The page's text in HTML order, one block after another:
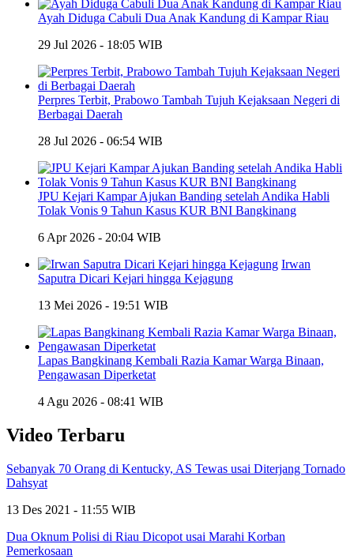
Ayah Diduga Cabuli Dua Anak Kandung di Kampar Riau
29 Jul 2026 - 18:05 WIB
Perpres Terbit, Prabowo Tambah Tujuh Kejaksaan Negeri di
Berbagai Daerah
28 Jul 2026 - 06:54 WIB
JPU Kejari Kampar Ajukan Banding setelah Andika Habli
Tolak Vonis 9 Tahun Kasus KUR BNI Bangkinang
6 Apr 2026 - 20:04 WIB
Irwan
Saputra Dicari Kejari hingga Kejagung
13 Mei 2026 - 19:51 WIB
Lapas Bangkinang Kembali Razia Kamar Warga Binaan,
Pengawasan Diperketat
4 Agu 2026 - 08:41 WIB
Video Terbaru
Sebanyak 70 Orang di Kentucky, AS Tewas usai Diterjang Tornado
Dahsyat
13 Des 2021 - 11:55 WIB
Dua Oknum Polisi di Riau Dicopot usai Marahi Korban
Pemerkosaan